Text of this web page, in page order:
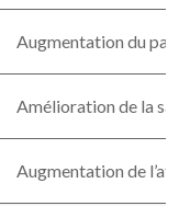
Augmentation du
Amélioration de la
Augmentation de